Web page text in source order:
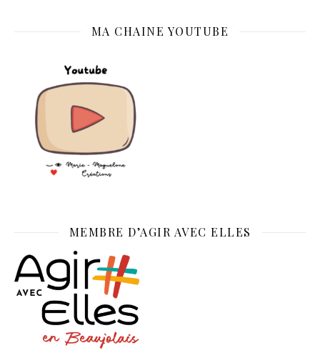
MA CHAINE YOUTUBE
MEMBRE D’AGIR AVEC ELLES